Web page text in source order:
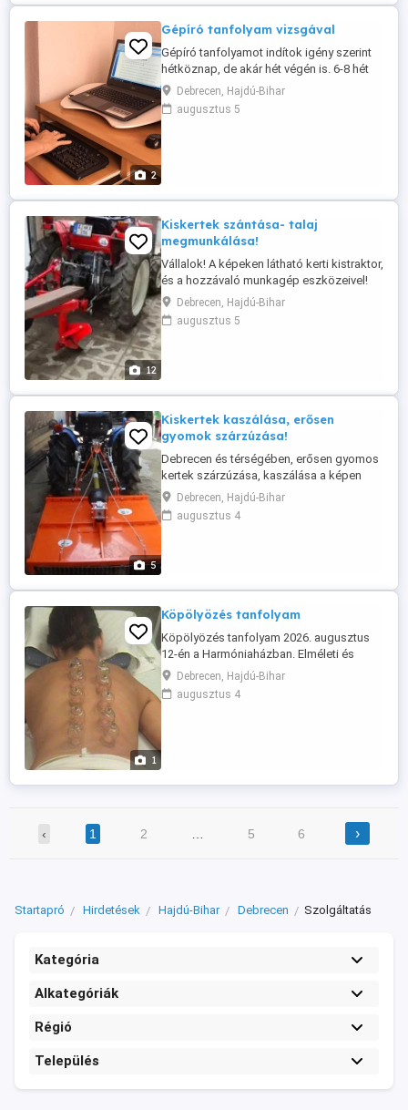
2
Gépíró tanfolyam vizsgával
Gépíró tanfolyamot indítok igény szerint
hétköznap, de akár hét végén is. 6-8 hét
alatt elsajátíthatod a 10 ujjas vakírást. A
gépírás önmagában kevés, ezért sok-sok
szövegszerkesztési ismerettel, a
Debrecen, Hajdú-Bihar
augusztus 5
12
Kiskertek szántása- talaj
megmunkálása!
Vállalok! A képeken látható kerti kistraktor,
és a hozzávaló munkagép eszközeivel!
Kiskertek, szántása-talaj maróval (rotáció)
Erősen bozontos kertek kaszálása,
(szárzúzóval) ...
Debrecen, Hajdú-Bihar
augusztus 5
5
Kiskertek kaszálása, erősen
gyomok szárzúzása!
Debrecen és térségében, erősen gyomos
kertek szárzúzása, kaszálása a képen
látható kerti kis traktorral és eszközeivel
Garantáltan ,precíz munkavégzés
,megbeszélés alapján! Hívjon, bátran
Debrecen, Hajdú-Bihar
augusztus 4
1
Köpölyözés tanfolyam
Köpölyözés tanfolyam 2026. augusztus
12-én a Harmóniaházban. Elméleti és
gyakorlati képzés, mely során
elsajátítható a köpölyözés protokollja,
kivitelezése, helyes alkalmazása.
Debrecen, Hajdú-Bihar
augusztus 4
‹ 1 2 5 6 ›
Startapró Hirdetések Hajdú-Bihar Debrecen Szolgáltatás
Kategória
Alkategóriák
Régió
Település